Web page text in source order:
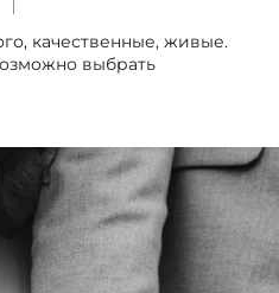
качественные, живые.
выбрать